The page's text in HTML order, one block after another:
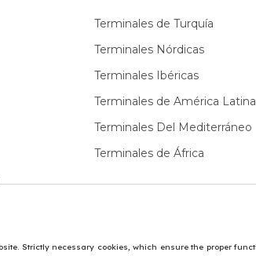
Terminales de Turquía
Terminales Nórdicas
Terminales Ibéricas
Terminales de América Latina
Terminales Del Mediterráneo
Terminales de África